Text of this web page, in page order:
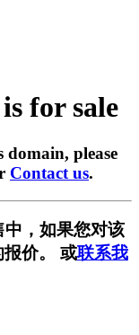
for sale
please
Contact us.
，如果您对该
价。 或联系我